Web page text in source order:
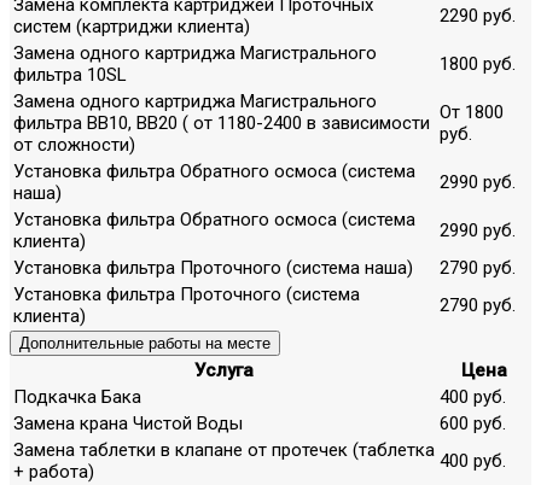
Замена комплекта картриджей Проточных
систем (картриджи клиента)
2290 руб.
Замена одного картриджа Магистрального
фильтра 10SL
1800 руб.
Замена одного картриджа Магистрального
фильтра ВВ10, ВВ20 ( от 1180-2400 в зависимости
от сложности)
От 1800
руб.
Установка фильтра Обратного осмоса (система
наша)
2990 руб.
Установка фильтра Обратного осмоса (система
клиента)
2990 руб.
Установка фильтра Проточного (система наша)
2790 руб.
Установка фильтра Проточного (система
клиента)
2790 руб.
Дополнительные работы на месте
Услуга
Цена
Подкачка Бака
400 руб.
Замена крана Чистой Воды
600 руб.
Замена таблетки в клапане от протечек (таблетка
+ работа)
400 руб.